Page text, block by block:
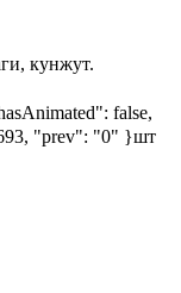
кунжут.
false,
"prev": "0" }шт